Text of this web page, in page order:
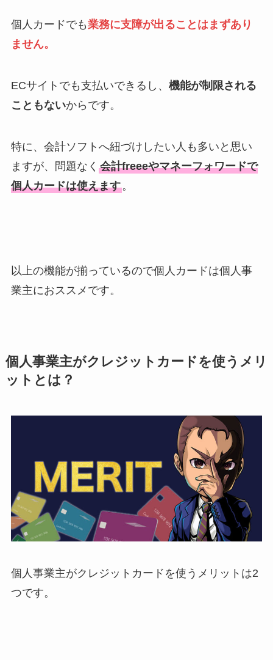
個人カードでも業務に支障が出ることはまずあり
ません。
ECサイトでも支払いできるし、 機能が制限される
こともないからです。
特に、会計ソフトへ紐づけしたい人も多いと思い
ますが、問題なく 会計freeeやマネーフォワードで
個人カードは使えます。
以上の機能が揃っているので個人カードは個人事
業主におススメです。
個人事業主がクレジットカードを使うメリ
ットとは？
個人事業主がクレジットカードを使うメリットは2
つです。